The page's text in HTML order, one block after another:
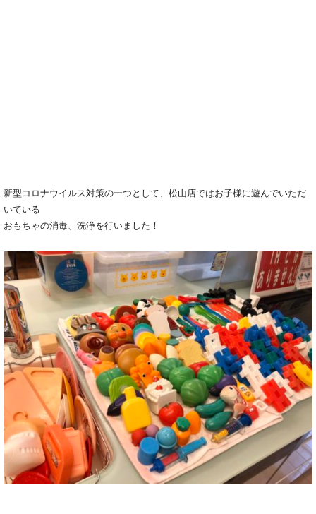
新型コロナウイルス対策の一つとして、松山店ではお子様に遊んでいただ
いている
おもちゃの消毒、洗浄を行いました！